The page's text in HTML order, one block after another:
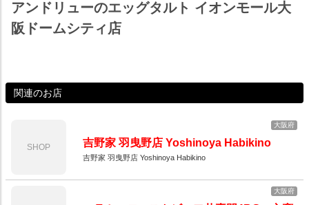
アンドリューのエッグタルト イオンモール大
阪ドームシティ店
関連のお店
SHOP
大阪府
吉野家 羽曳野店 Yoshinoya Habikino
吉野家 羽曳野店 Yoshinoya Habikino
大阪府